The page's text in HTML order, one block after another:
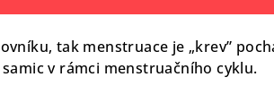
tak menstruace je „krev”
v rámci menstruačního cyklu.